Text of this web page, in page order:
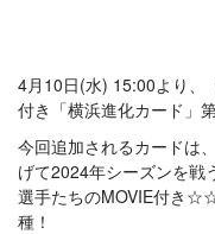
4月10日(水) 15:00より、
付き「横浜進化カード」
今回追加されるカードは
げて2024年シーズンを戦
選手たちのMOVIE付き
種！